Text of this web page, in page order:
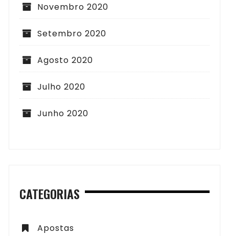
Novembro 2020
Setembro 2020
Agosto 2020
Julho 2020
Junho 2020
CATEGORIAS
Apostas